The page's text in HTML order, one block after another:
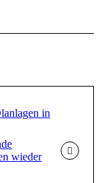
in
wieder